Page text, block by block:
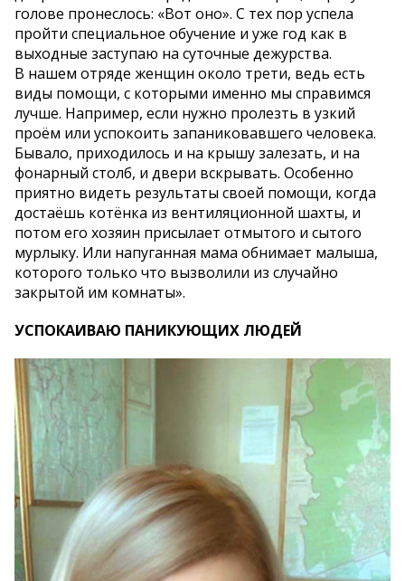
голове пронеслось: «Вот оно». С тех пор успела
пройти специальное обучение и уже год как в
выходные заступаю на суточные дежурства.
В нашем отряде женщин около трети, ведь есть
виды помощи, с которыми именно мы справимся
лучше. Например, если нужно пролезть в узкий
проём или успокоить запаниковавшего человека.
Бывало, приходилось и на крышу залезать, и на
фонарный столб, и двери вскрывать. Особенно
приятно видеть результаты своей помощи, когда
достаёшь котёнка из вентиляционной шахты, и
потом его хозяин присылает отмытого и сытого
мурлыку. Или напуганная мама обнимает малыша,
которого только что вызволили из случайно
закрытой им комнаты».
УСПОКАИВАЮ ПАНИКУЮЩИХ ЛЮДЕЙ